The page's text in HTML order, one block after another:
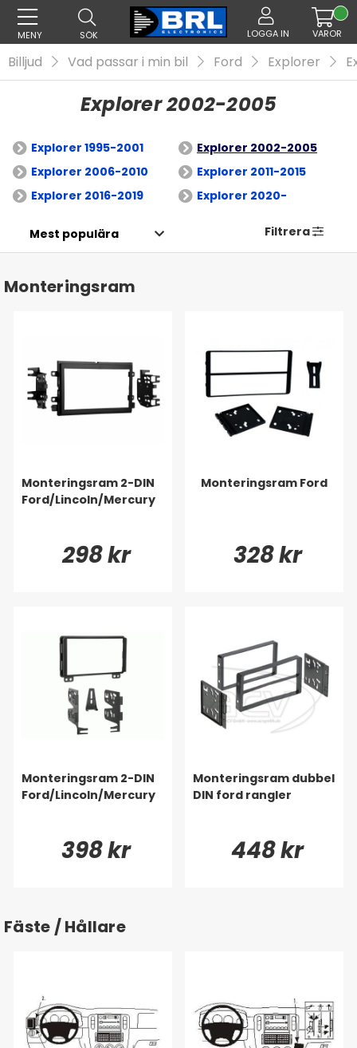
MENY SÖK LOGGA IN VAROR
Billjud Vad passar i min bil Ford Explorer
Explorer 2002-2005
Explorer 1995-2001
Explorer 2002-2005
Explorer 2006-2010
Explorer 2011-2015
Explorer 2016-2019
Explorer 2020-
Filtrera
Monteringsram
Monteringsram 2-DIN
Ford/Lincoln/Mercury
298 kr
Monteringsram Ford
328 kr
Monteringsram 2-DIN
Ford/Lincoln/Mercury
398 kr
Monteringsram dubbel
DIN ford rangler
448 kr
Fäste / Hållare